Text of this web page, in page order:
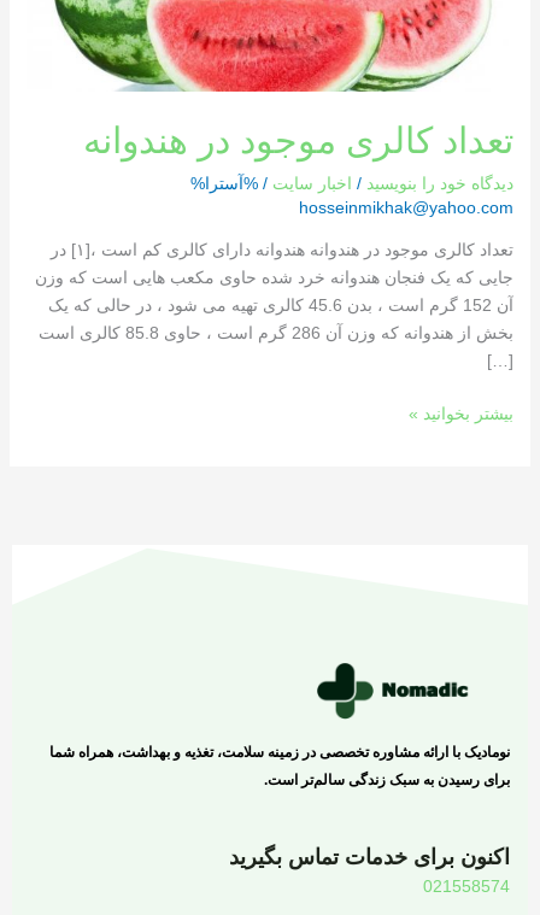
تعداد کالری موجود در هندوانه
دیدگاه‌ خود را بنویسید / اخبار سایت / %آسترا%
hosseinmikhak@yahoo.com
تعداد کالری موجود در هندوانه هندوانه دارای کالری کم است ،[١] در
جایی که یک فنجان هندوانه خرد شده حاوی مکعب هایی است که وزن
آن 152 گرم است ، بدن 45.6 کالری تهیه می شود ، در حالی که یک
بخش از هندوانه که وزن آن 286 گرم است ، حاوی 85.8 کالری است
[…]
بیشتر بخوانید »
نومادیک با ارائه مشاوره تخصصی در زمینه سلامت، تغذیه و بهداشت، همراه شما
برای رسیدن به سبک زندگی سالم‌تر است.
اکنون برای خدمات تماس بگیرید
021558574